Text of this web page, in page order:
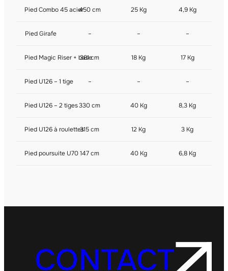
Pied Combo 45 acier450 cm 25 Kg 4,9 Kg
Pied Girafe – – –
Pied Magic Riser + base
381 cm 18 Kg 17 Kg
Pied U126 – 1 tige – – –
Pied U126 – 2 tiges330 cm 40 Kg 8,3 Kg
Pied U126 à roulettes315 cm 12 Kg 3 Kg
Pied poursuite U70147 cm 40 Kg 6,8 Kg
CONTACT